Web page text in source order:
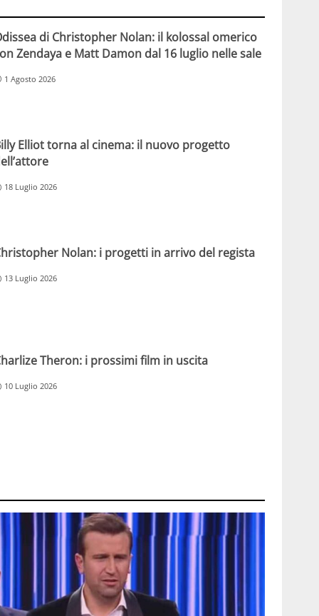
di Christopher Nolan: il kolossal omerico
Zendaya e Matt Damon dal 16 luglio nelle sale
1 Agosto 2026
Elliot torna al cinema: il nuovo progetto
18 Luglio 2026
Nolan: i progetti in arrivo del regista
13 Luglio 2026
Theron: i prossimi film in uscita
10 Luglio 2026